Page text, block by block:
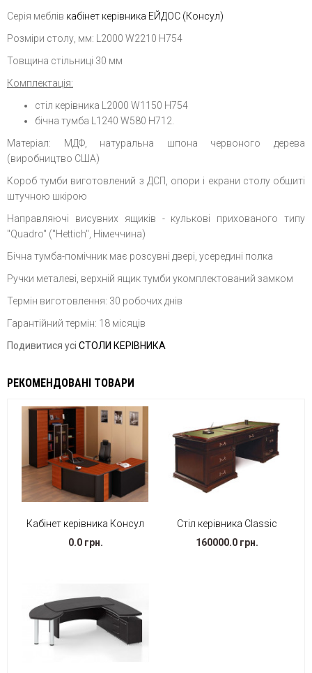
Серія меблів кабінет керівника ЕЙДОС (Консул)
Розміри столу, мм: L2000 W2210 H754
Товщина стільниці 30 мм
Комплектація:
стіл керівника L2000 W1150 H754
бічна тумба L1240 W580 H712.
Матеріал: МДФ, натуральна шпона червоного дерева
(виробництво США)
Короб тумби виготовлений з ДСП, опори і екрани столу обшиті
штучною шкірою
Направляючі висувних ящиків - кулькові прихованого типу
"Quadro" ("Hettich", Німеччина)
Бічна тумба-помічник має розсувні двері, усередині полка
Ручки металеві, верхній ящик тумби укомплектований замком
Термін виготовлення: 30 робочих днів
Гарантійний термін: 18 місяців
Подивитися усі СТОЛИ КЕРІВНИКА
РЕКОМЕНДОВАНІ ТОВАРИ
Кабінет керівника Консул
0.0 грн.
Стіл керівника Classic
160000.0 грн.